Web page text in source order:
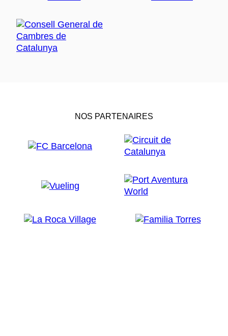
NOS PARTENAIRES